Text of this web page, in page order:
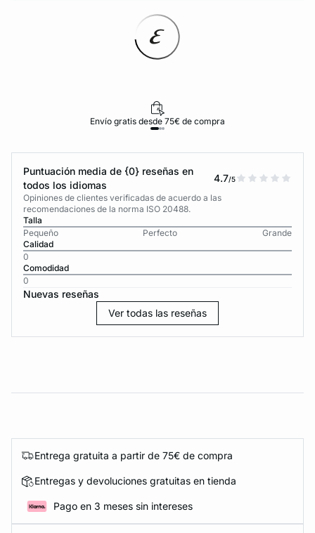
Envío gratis desde 75€ de compra
Puntuación media de {0} reseñas en
todos los idiomas
4.7/5
Opiniones de clientes verificadas de acuerdo a las
recomendaciones de la norma ISO 20488.
Talla
Pequeño
Perfecto
Grande
Calidad
0
Comodidad
0
Nuevas reseñas
Ver todas las reseñas
Entrega gratuita a partir de 75€ de compra
Entregas y devoluciones gratuitas en tienda
Pago en 3 meses sin intereses